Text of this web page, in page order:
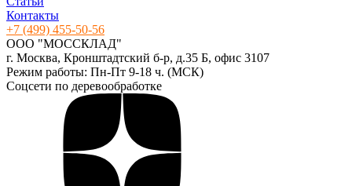
Контакты
+7 (499) 455-50-56
ООО "МОССКЛАД"
г. Москва, Кронштадтский б-р, д.35 Б, офис 3107
Режим работы: Пн-Пт 9-18 ч. (МСК)
Соцсети по деревообработке